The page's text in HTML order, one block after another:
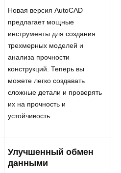
Новая версия AutoCAD
предлагает мощные
инструменты для создания
трехмерных моделей и
анализа прочности
конструкций. Теперь вы
можете легко создавать
сложные детали и проверять
их на прочность и
устойчивость.
Улучшенный обмен
данными